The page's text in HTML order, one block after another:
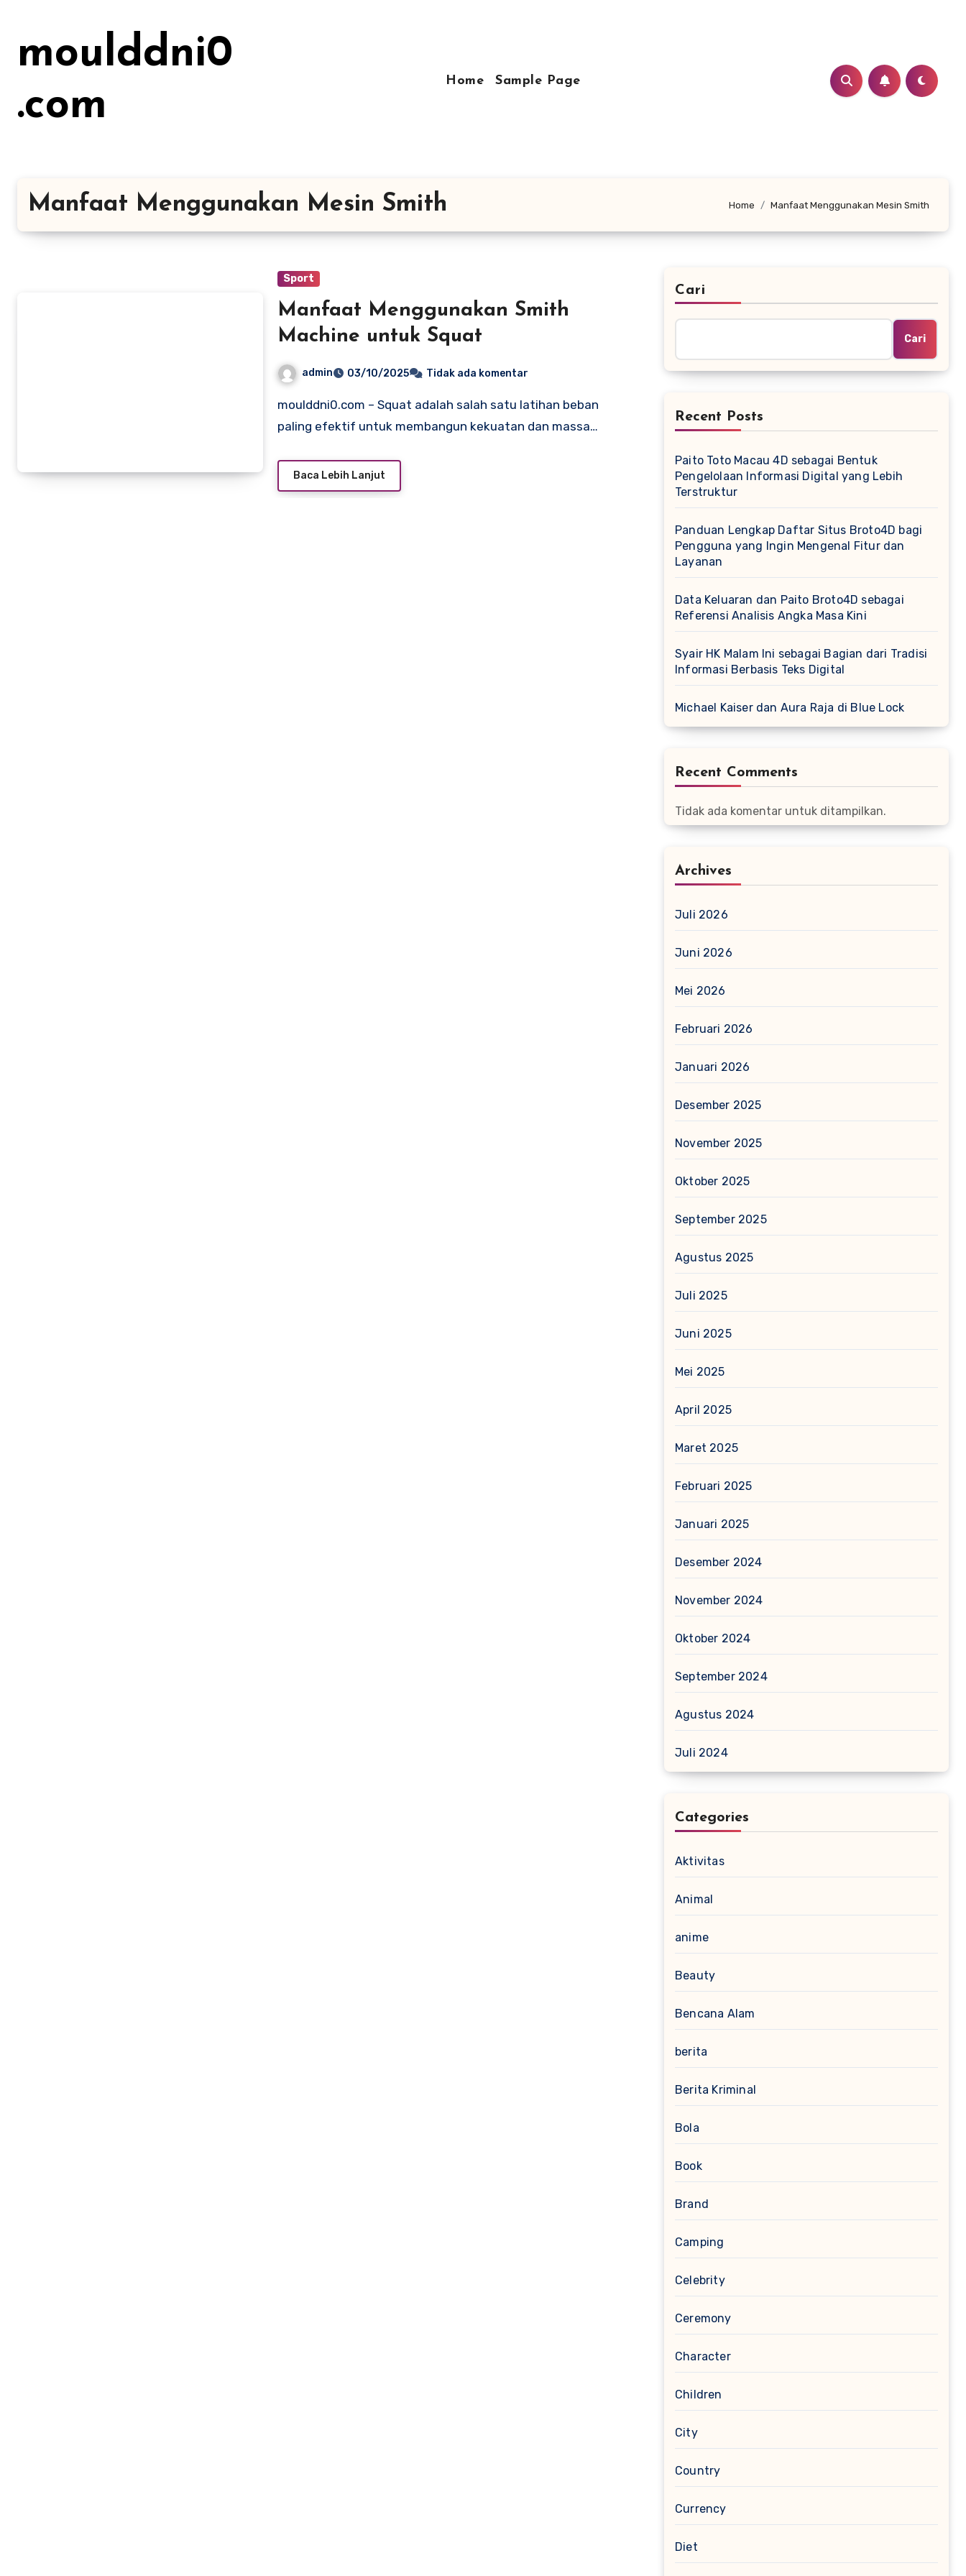
kontenmoulddni0
.com
Home Sample Page
Manfaat Menggunakan Mesin Smith Home Manfaat Menggunakan Mesin Smith
Sport
Manfaat Menggunakan Smith
Machine untuk Squat
admin 03/10/2025 Tidak ada komentar
moulddni0.com – Squat adalah salah satu latihan beban
paling efektif untuk membangun kekuatan dan massa…
Baca Lebih Lanjut
Cari
Cari
Recent Posts
Paito Toto Macau 4D sebagai Bentuk
Pengelolaan Informasi Digital yang Lebih
Terstruktur
Panduan Lengkap Daftar Situs Broto4D bagi
Pengguna yang Ingin Mengenal Fitur dan
Layanan
Data Keluaran dan Paito Broto4D sebagai
Referensi Analisis Angka Masa Kini
Syair HK Malam Ini sebagai Bagian dari Tradisi
Informasi Berbasis Teks Digital
Michael Kaiser dan Aura Raja di Blue Lock
Recent Comments
Tidak ada komentar untuk ditampilkan.
Archives
Juli 2026
Juni 2026
Mei 2026
Februari 2026
Januari 2026
Desember 2025
November 2025
Oktober 2025
September 2025
Agustus 2025
Juli 2025
Juni 2025
Mei 2025
April 2025
Maret 2025
Februari 2025
Januari 2025
Desember 2024
November 2024
Oktober 2024
September 2024
Agustus 2024
Juli 2024
Categories
Aktivitas
Animal
anime
Beauty
Bencana Alam
berita
Berita Kriminal
Bola
Book
Brand
Camping
Celebrity
Ceremony
Character
Children
City
Country
Currency
Diet